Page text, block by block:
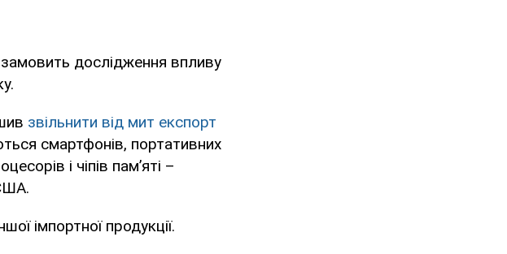
дослідження впливу
звільнити від мит експорт
смартфонів, портативних
і чіпів пам’яті –
імпортної продукції.